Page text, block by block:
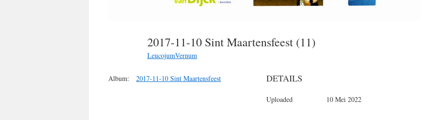
2017-11-10 Sint Maartensfeest (11)
LeucojumVernum
Album: 2017-11-10 Sint Maartensfeest DETAILS
Uploaded 10 Mei 2022